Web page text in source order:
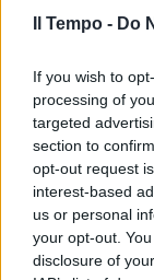
Il Tempo - Do
If you wish to
processing of
targeted
section to
opt-out request
interest-based
us or personal
your opt-out.
disclosure of
altri gioielli
17/04/2011
Gabriele
San
stelle
desideri.